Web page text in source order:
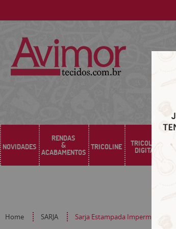
NOVIDADES
RENDAS
&
ACABAMENTOS
TRICOLINE TRICOLINE
DIGITAL
Home SARJA Sarja Estampada Impermeável